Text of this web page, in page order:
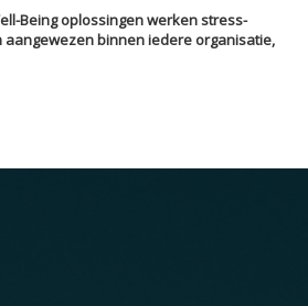
Being oplossingen werken stress-
binnen iedere organisatie,